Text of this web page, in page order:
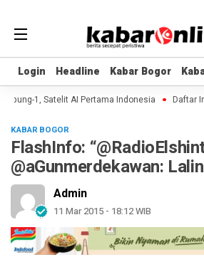
Login Headline Kabar Bogor
Login Headline Kabar Bogor
1, Satelit AI Pertama Indonesia Daftar
KABAR BOGOR
FlashInfo:
@aGunmerdekawan:
Admin
11 Mar 2015 - 18:12 WIB